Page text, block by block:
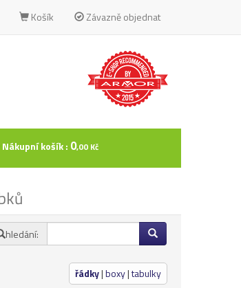
Košík Závazně objednat
Nákupní košík : 0,00 Kč
hledání:
řádky|boxy|tabulky